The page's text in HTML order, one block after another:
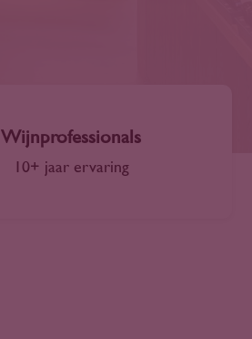
Wijnprofessionals
10+ jaar ervaring